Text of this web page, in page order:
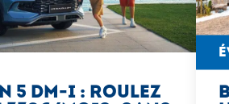
5 DM-I : ROULEZ